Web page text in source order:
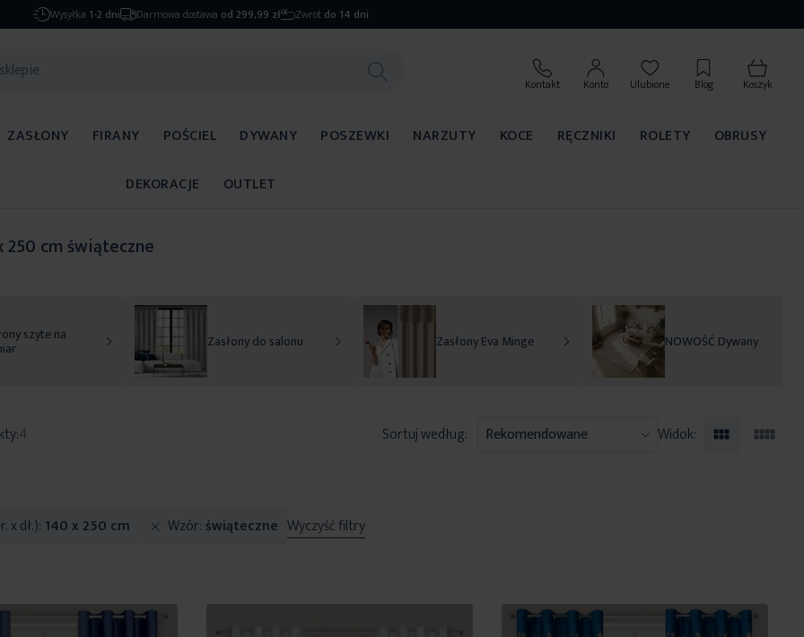
Wysyłka 1-2 dni Darmowa dostawa od 299,99 zł Zwrot do 14 dni
Kontakt Konto Ulubione Blog Koszyk
ZASŁONY FIRANY POŚCIEL DYWANY POSZEWKI NARZUTY KOCE RĘCZNIKI ROLETY
OBRUSY
DEKORACJE
OUTLET
250 cm świąteczne
szyte na Zasłony do salonu Zasłony Eva Minge NOWOŚĆ Dywany
4 Sortuj według: Widok:
x dł.) 140 x 250 cm Wzór świąteczne Wyczyść filtry